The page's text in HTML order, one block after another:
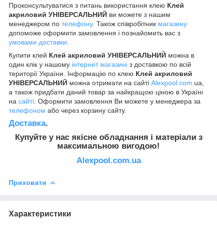
Проконсультуватися з питань використання клею Клей
акриловий УНІВЕРСАЛЬНИЙ ви можете з нашим
менеджером по телефону. Також співробітник магазину
допоможе оформити замовлення і познайомить вас з
умовами доставки
Купити клей Клей акриловий УНІВЕРСАЛЬНИЙ можна в
один клік у нашому інтернет магазині з доставкою по всій
території України. Інформацію по клею Клей акриловий
УНІВЕРСАЛЬНИЙ можна отримати на сайті Alexpool.com .ua,
а також придбати даний товар за найкращою ціною в Україні
на сайті . Оформити замовлення Ви можете у менеджера за
телефоном або через корзину сайту.
Доставка.
Купуйте у нас якісне обладнання і матеріализ
максимальною вигодою!
Alexpool.com.ua
Приховати
Характеристики